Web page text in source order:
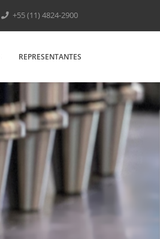
+55 (11) 4824-2900
REPRESENTANTES